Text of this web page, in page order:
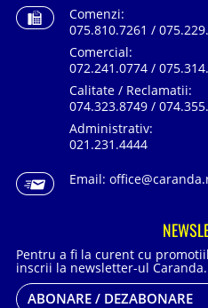
Comenzi:
075.810.7261 /
Comercial:
072.241.0774 /
Calitate / Reclamatii:
074.323.8749 /
Administrativ:
021.231.4444
Email:
Pentru a fi la curent cu
inscrii la newsletter-ul Caranda.
ABONARE / DEZABONARE